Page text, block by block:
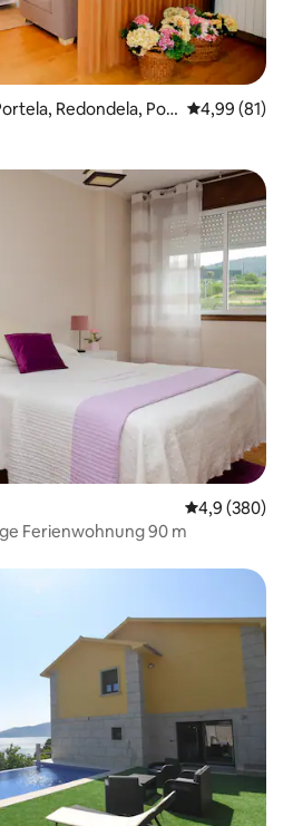
Redondela, Pon
4,99 (81)
4,9 (380)
Ferienwohnung 90 m